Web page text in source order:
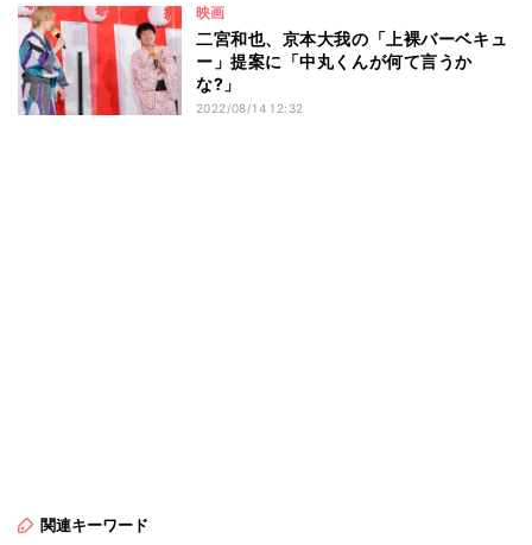
映画
二宮和也、京本大我の「上裸バーベキュ
ー」提案に「中丸くんが何て言うか
な?」
2022/08/14 12:32
関連キーワード